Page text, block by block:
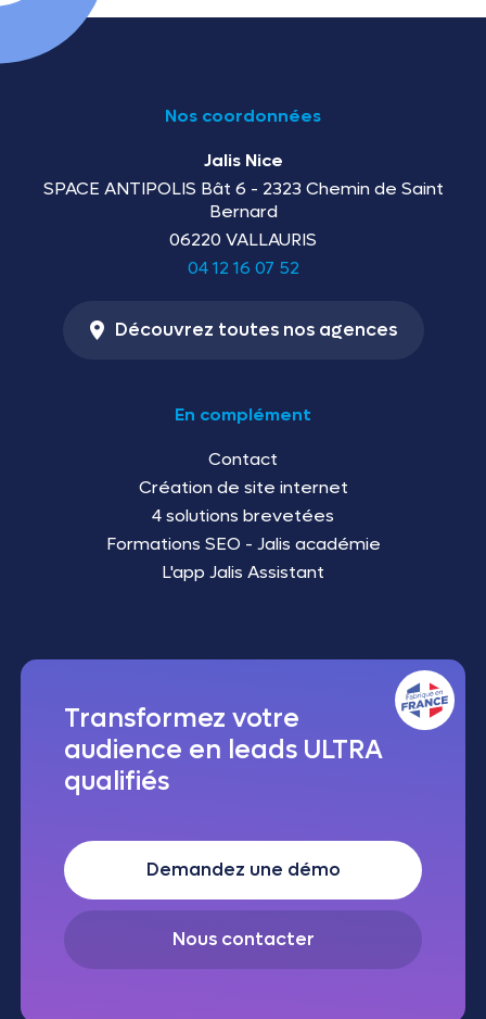
Nos coordonnées
Jalis Nice
SPACE ANTIPOLIS Bât 6 - 2323 Chemin de Saint
Bernard
06220 VALLAURIS
04 12 16 07 52
Découvrez toutes nos agences
En complément
Contact
Création de site internet
4 solutions brevetées
Formations SEO - Jalis académie
L'app Jalis Assistant
Transformez votre
audience en leads ULTRA
qualifiés
Demandez une démo
Nous contacter